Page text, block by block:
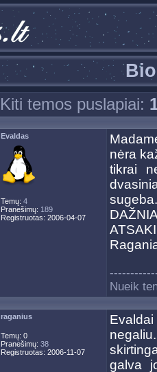
Kiti temos puslapiai:
Evaldas
Temų: 4
Pranešimų: 189
Registruotas: 2006-04-07
nėra
tikrai
Nueik
raganius
Temų: 0
Pranešimų: 38
Registruotas: 2006-11-07
galva